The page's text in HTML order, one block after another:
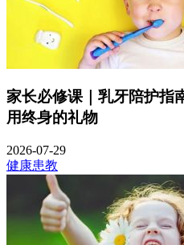
家长必修课｜乳牙陪护指
用终身的礼物
2026-07-29
健康患教